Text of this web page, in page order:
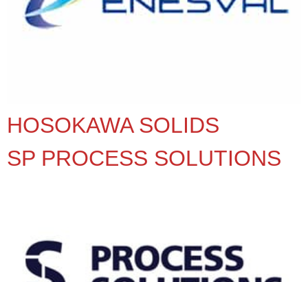
HOSOKAWA SOLIDS
SP PROCESS SOLUTIONS